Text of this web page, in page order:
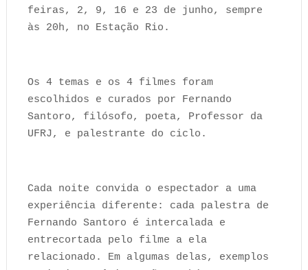
feiras, 2, 9, 16 e 23 de junho, sempre
às 20h, no Estação Rio.
Os 4 temas e os 4 filmes foram
escolhidos e curados por Fernando
Santoro, filósofo, poeta, Professor da
UFRJ, e palestrante do ciclo.
Cada noite convida o espectador a uma
experiência diferente: cada palestra de
Fernando Santoro é intercalada e
entrecortada pelo filme a ela
relacionado. Em algumas delas, exemplos